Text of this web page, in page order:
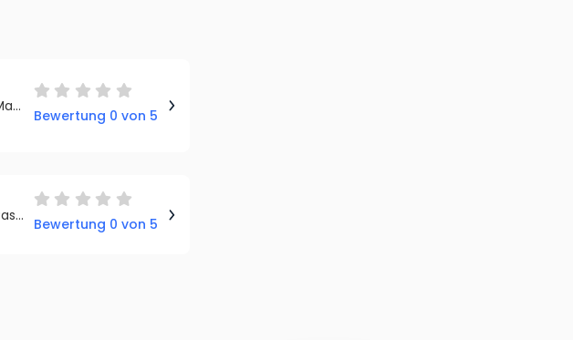
Catapult Marketing
Bewertung 0 von 5
House of Passion Eternity (Hope)
Bewertung 0 von 5